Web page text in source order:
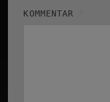
KOMMENTAR